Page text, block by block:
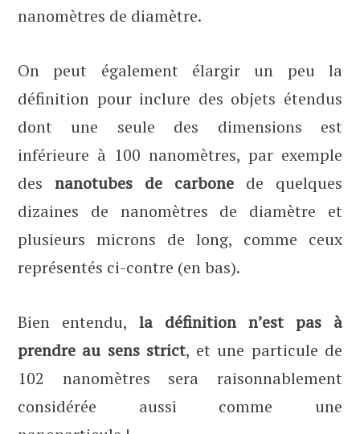
nanomètres de diamètre.
On peut également élargir un peu la
définition pour inclure des objets étendus
dont une seule des dimensions est
inférieure à 100 nanomètres, par exemple
des nanotubes de carbone de quelques
dizaines de nanomètres de diamètre et
plusieurs microns de long, comme ceux
représentés ci-contre (en bas).
Bien entendu, la définition n’est pas à
prendre au sens strict, et une particule de
102 nanomètres sera raisonnablement
considérée aussi comme une